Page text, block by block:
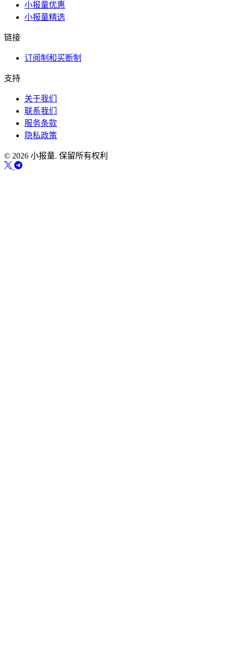
小报童优惠
小报童精选
链接
订阅制和买断制
支持
关于我们
联系我们
服务条款
隐私政策
© 2026 小报童. 保留所有权利